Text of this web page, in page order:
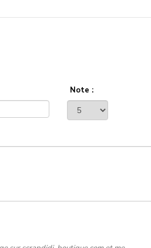
Note :